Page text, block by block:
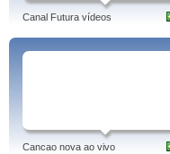
Canal Futura vídeos
Cancao nova ao vivo